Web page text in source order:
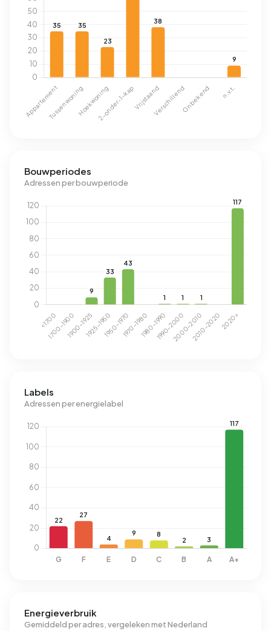
Bouwperiodes
Adressen per bouwperiode
Labels
Adressen per energielabel
Energieverbruik
Gemiddeld per adres, vergeleken met Nederland